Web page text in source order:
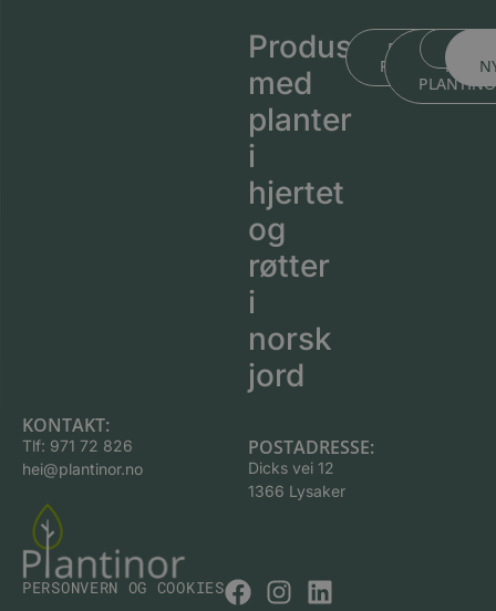
Produsert
med
planter
i
hjertet
og
røtter
i
norsk
jord
BLI KJENT MED
BLI
MED
KONTAKT:
Tlf: 971 72 826
hei@plantinor.no
POSTADRESSE:
Dicks vei 12
1366 Lysaker
PERSONVERN OG COOKIES